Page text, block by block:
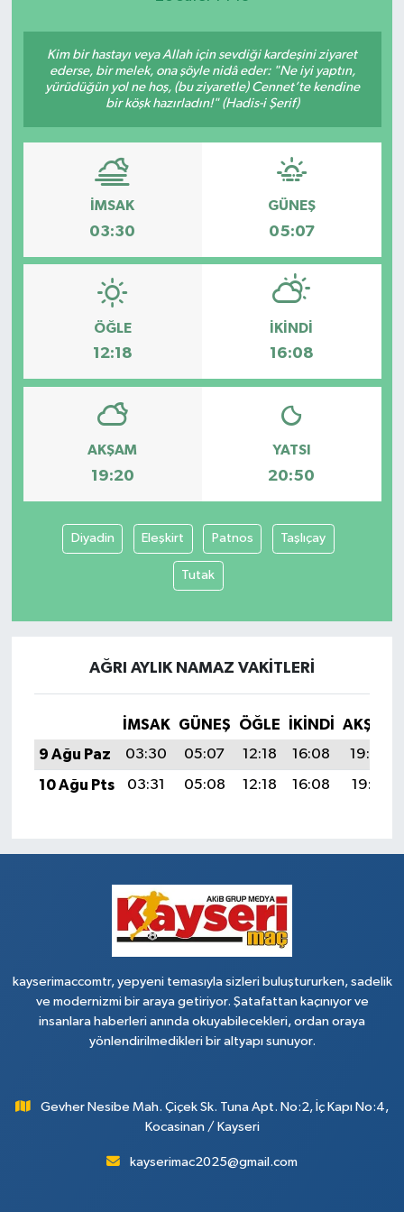
Kim bir hastayı veya Allah için sevdiği kardeşini ziyaret
ederse, bir melek, ona şöyle nidâ eder: "Ne iyi yaptın,
yürüdüğün yol ne hoş, (bu ziyaretle) Cennet’te kendine
bir köşk hazırladın!" (Hadis-i Şerif)
İMSAK
03:30
GÜNEŞ
05:07
ÖĞLE
12:18
İKINDI
16:08
AKŞAM
19:20
YATSI
20:50
Diyadin Eleşkirt Patnos Taşlıçay
Tutak
AĞRI AYLIK NAMAZ VAKITLERI
İMSAK GÜNEŞ ÖĞLE İKINDI
AKŞAM
9 Ağu Paz
03:30 05:07 12:18 16:08
19:20
10 Ağu Pts
03:31 05:08 12:18 16:08 19:19
kayserimaccomtr, yepyeni temasıyla sizleri buluştururken, sadelik
ve modernizmi bir araya getiriyor. Şatafattan kaçınıyor ve
insanlara haberleri anında okuyabilecekleri, ordan oraya
yönlendirilmedikleri bir altyapı sunuyor.
Gevher Nesibe Mah. Çiçek Sk. Tuna Apt. No:2, İç Kapı No:4,
Kocasinan / Kayseri
kayserimac2025@gmail.com